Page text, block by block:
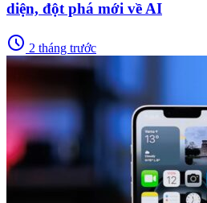
diện, đột phá mới về AI
schedule 2 tháng trước